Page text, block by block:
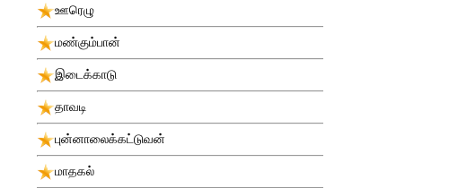
ஊரெழு
மண்கும்பான்
இடைக்காடு
தாவடி
புன்னாலைக்கட்டுவன்
மாதகல்